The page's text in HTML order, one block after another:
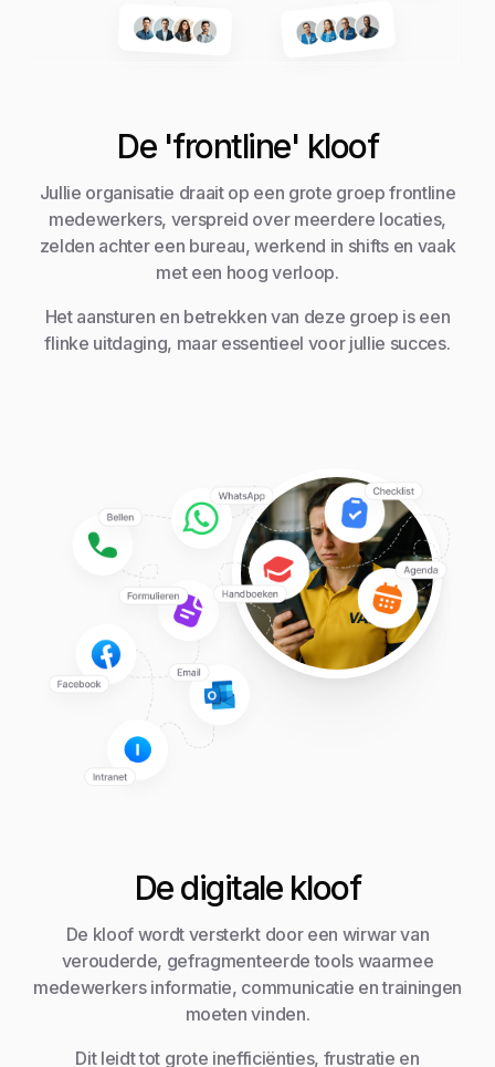
De 'frontline' kloof
Jullie organisatie draait op een grote groep frontline
medewerkers, verspreid over meerdere locaties,
zelden achter een bureau, werkend in shifts en vaak
met een hoog verloop.
Het aansturen en betrekken van deze groep is een
flinke uitdaging, maar essentieel voor jullie succes.
De digitale kloof
De kloof wordt versterkt door een wirwar van
verouderde, gefragmenteerde tools waarmee
medewerkers informatie, communicatie en trainingen
moeten vinden.
Dit leidt tot grote inefficiënties, frustratie en